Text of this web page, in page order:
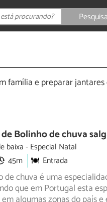
família e preparar
Bolinho de chuva
baixa Especial Natal
45m Entrada
de chuva é uma
que em Portugal esta